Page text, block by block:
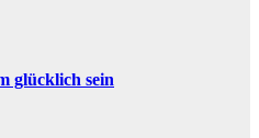
glücklich sein